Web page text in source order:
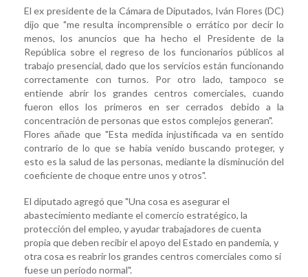
El ex presidente de la Cámara de Diputados, Iván Flores (DC)
dijo que "me resulta incomprensible o errático por decir lo
menos, los anuncios que ha hecho el Presidente de la
República sobre el regreso de los funcionarios públicos al
trabajo presencial, dado que los servicios están funcionando
correctamente con turnos. Por otro lado, tampoco se
entiende abrir los grandes centros comerciales, cuando
fueron ellos los primeros en ser cerrados debido a la
concentración de personas que estos complejos generan".
Flores añade que "Esta medida injustificada va en sentido
contrario de lo que se había venido buscando proteger, y
esto es la salud de las personas, mediante la disminución del
coeficiente de choque entre unos y otros".
El diputado agregó que "Una cosa es asegurar el
abastecimiento mediante el comercio estratégico, la
protección del empleo, y ayudar trabajadores de cuenta
propia que deben recibir el apoyo del Estado en pandemia, y
otra cosa es reabrir los grandes centros comerciales como si
fuese un período normal".